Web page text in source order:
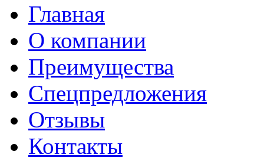
Главная
О компании
Преимущества
Спецпредложения
Отзывы
Контакты